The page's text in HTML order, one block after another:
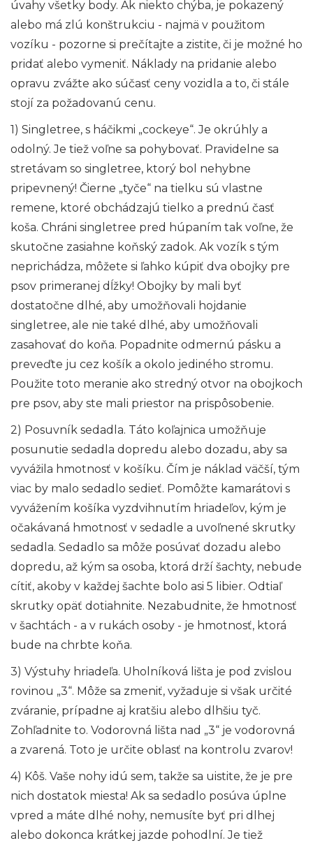
úvahy všetky body. Ak niekto chýba, je pokazený
alebo má zlú konštrukciu - najmä v použitom
vozíku - pozorne si prečítajte a zistite, či je možné ho
pridať alebo vymeniť. Náklady na pridanie alebo
opravu zvážte ako súčasť ceny vozidla a to, či stále
stojí za požadovanú cenu.
1) Singletree, s háčikmi „cockeye“. Je okrúhly a
odolný. Je tiež voľne sa pohybovať. Pravidelne sa
stretávam so singletree, ktorý bol nehybne
pripevnený! Čierne „tyče“ na tielku sú vlastne
remene, ktoré obchádzajú tielko a prednú časť
koša. Chráni singletree pred húpaním tak voľne, že
skutočne zasiahne koňský zadok. Ak vozík s tým
neprichádza, môžete si ľahko kúpiť dva obojky pre
psov primeranej dĺžky! Obojky by mali byť
dostatočne dlhé, aby umožňovali hojdanie
singletree, ale nie také dlhé, aby umožňovali
zasahovať do koňa. Popadnite odmernú pásku a
preveďte ju cez košík a okolo jediného stromu.
Použite toto meranie ako stredný otvor na obojkoch
pre psov, aby ste mali priestor na prispôsobenie.
2) Posuvník sedadla. Táto koľajnica umožňuje
posunutie sedadla dopredu alebo dozadu, aby sa
vyvážila hmotnosť v košíku. Čím je náklad väčší, tým
viac by malo sedadlo sedieť. Pomôžte kamarátovi s
vyvážením košíka vyzdvihnutím hriadeľov, kým je
očakávaná hmotnosť v sedadle a uvoľnené skrutky
sedadla. Sedadlo sa môže posúvať dozadu alebo
dopredu, až kým sa osoba, ktorá drží šachty, nebude
cítiť, akoby v každej šachte bolo asi 5 libier. Odtiaľ
skrutky opäť dotiahnite. Nezabudnite, že hmotnosť
v šachtách - a v rukách osoby - je hmotnosť, ktorá
bude na chrbte koňa.
3) Výstuhy hriadeľa. Uholníková lišta je pod zvislou
rovinou „3“. Môže sa zmeniť, vyžaduje si však určité
zváranie, prípadne aj kratšiu alebo dlhšiu tyč.
Zohľadnite to. Vodorovná lišta nad „3“ je vodorovná
a zvarená. Toto je určite oblasť na kontrolu zvarov!
4) Kôš. Vaše nohy idú sem, takže sa uistite, že je pre
nich dostatok miesta! Ak sa sedadlo posúva úplne
vpred a máte dlhé nohy, nemusíte byť pri dlhej
alebo dokonca krátkej jazde pohodlní. Je tiež